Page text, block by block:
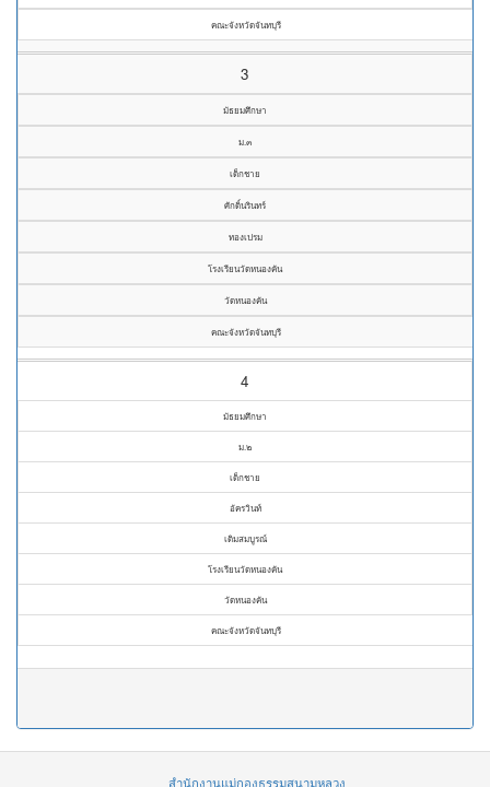
คณะจังหวัดจันทบุรี
3
มัธยมศึกษา
ม.๓
เด็กชาย
ศักดิ์นรินทร์
ทองเปรม
โรงเรียนวัดหนองคัน
วัดหนองคัน
คณะจังหวัดจันทบุรี
4
มัธยมศึกษา
ม.๒
เด็กชาย
อัครวินท์
เดิมสมบูรณ์
โรงเรียนวัดหนองคัน
วัดหนองคัน
คณะจังหวัดจันทบุรี
สำนักงานแม่กองธรรมสนามหลวง